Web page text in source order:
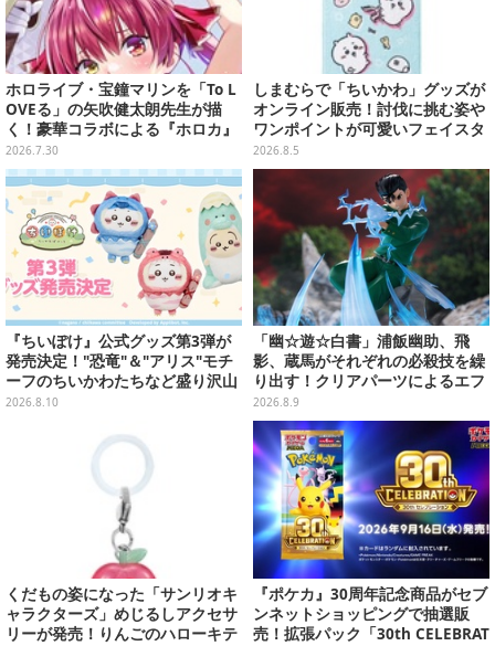
ホロライブ・宝鐘マリンを「To L
OVEる」の矢吹健太朗先生が描
く！豪華コラボによる『ホロカ』
限定カードがお披露目
2026.7.30
しまむらで「ちいかわ」グッズが
オンライン販売！討伐に挑む姿や
ワンポイントが可愛いフェイスタ
オル、バスマットなど全14種
2026.8.5
『ちいぽけ』公式グッズ第3弾が
発売決定！"恐竜"＆"アリス"モチ
ーフのちいかわたちなど盛り沢山
ーポップアップストアを全国5箇
2026.8.10
「幽☆遊☆白書」浦飯幽助、飛
影、蔵馬がそれぞれの必殺技を繰
り出す！クリアパーツによるエフ
ェクト演出で迫力満載
2026.8.9
くだもの姿になった「サンリオキ
ャラクターズ」めじるしアクセサ
リーが発売！りんごのハローキテ
『ポケカ』30周年記念商品がセブ
ンネットショッピングで抽選販
売！拡張パック「30th CELEBRAT